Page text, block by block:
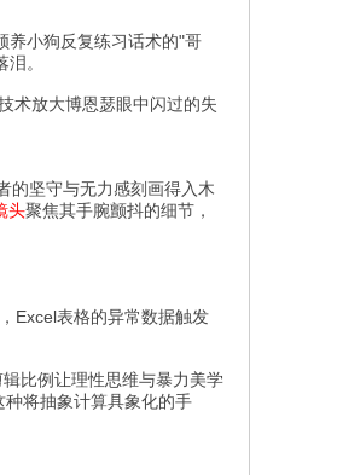
养小狗反复练习话术的"哥
。
术放大博恩瑟眼中闪过的失
的坚守与无力感刻画得入木
头聚焦其手腕颤抖的细节，
Excel表格的异常数据触发
比例让理性思维与暴力美学
将抽象计算具象化的手